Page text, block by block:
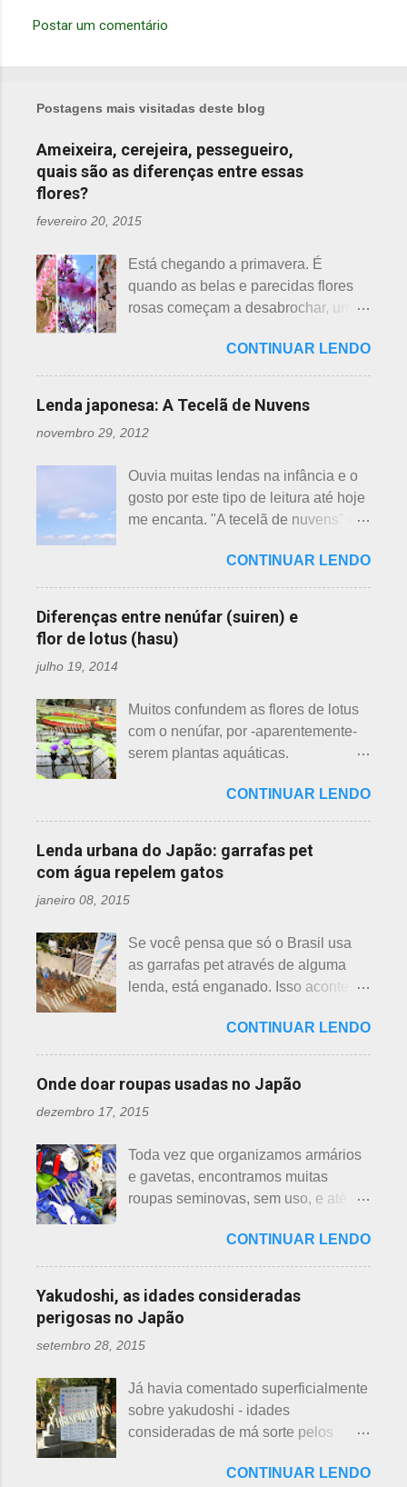
n
t
á
r
o
s
Postar um comentário
Postagens mais visitadas deste blog
Ameixeira, cerejeira, pessegueiro,
quais são as diferenças entre essas
flores?
fevereiro 20, 2015
Está chegando a primavera. É
quando as belas e parecidas flores
rosas começam a desabrochar, uma
fevereiro, a segunda em março e, no
final de março até abril, as cerejeiras.
Lembrando que o clima pode
ou atrasando a florescência. Também
identificação ou com o nome das
flores, pelas cores e algumas
semelhanças. Saiba como identificar
parecidas: - Ameixeira - Ume 梅 A
primeira a florescer é a ameixeira.
Particularmente, dessas 3 flores,
gosto mais da ameixeira. O período
Ameixeiras não tem caule e as flores
brotam diretamente dos ramos. Cada
junta no botão tem apenas uma flor e
é relativamente espaçoso. As pétalas
são arredondadas. - Pessegueiro -
árvores do pessegueiro são mais
baixas, geralmente apresen...
CONTINUAR LENDO
Lenda japonesa: A Tecelã de Nuvens
novembro 29, 2012
Ouvia muitas lendas na infância e o
gosto por este tipo de leitura até hoje
me encanta. "A tecelã de nuvens" é
japonesas e - embora muitos
conheçam - compartilho aos que
ainda não tiveram essa
oportunidade. A tecelã de nuvens Há
muito tempo atrás, na terra do sol
suas terras para o plantio. Sozinho
no mundo e muito triste, pois a mãe,
que era tecelã, havia falecido
para ajudá-lo nessa tarefa. Eis que
estava ele semeando e, de repente,
viu uma cobra rastejando no chão.
Sei percebeu que a cobra deslizou
aranha suspensa por um fio de seda
da teia. A aranha fez Sei lembrar da
mãe - pequena e indefesa - e
imediatamente levou a cobra para
bem longe com seu ancinho. A
percebeu, pois além da aranha ser
pequena, ele havia...
CONTINUAR LENDO
Diferenças entre nenúfar (suiren) e
flor de lotus (hasu)
julho 19, 2014
Muitos confundem as flores de lotus
com o nenúfar, por -aparentemente-
serem plantas aquáticas.
na água, no entanto, existem
diferenças. Nenúfar brota na água e
flor de lotus no chão lodoso que,
popularmente, dizemos brejo. Vou
explicar de maneira bem objetiva,
qual a diferença entre o nenúfar -
hasu, em japonês. Basta dar uma
olhada nas flores para perceber as
grandes diferenças e, para isso, vou
flores de lotus são grandes, que
brotam de hastes compridas e em
apenas 3 cores, branca, creme e
largas e cor única: verde. As folhas
crescem para o alto, em hastes
longas. As raízes são comestíveis,
produzindo o renkon. Detalhei sobre
flor de lotus, na postagem anterior
e imagens de uma pla...
CONTINUAR LENDO
Lenda urbana do Japão: garrafas pet
com água repelem gatos
janeiro 08, 2015
Se você pensa que só o Brasil usa
as garrafas pet através de alguma
lenda, está enganado. Isso acontece
inclusive no Japão. Este assunto é
mais uma das postagens que estava
em rascunho por alguns anos, desde
que passei por estas casas e
descobri pra que serviam essas
acabou esquecido, até que postei
sobre esses baldes de água
dispostos em alguns bairros de
Arashiyama, em Kyoto, inclusive nos
jardins do Heian Jinja. Esses baldes
com água, escritos 消火用, ou Shōka-
yō, balde para combate a incêndios,
incêndios, para que não se
propaguem. A colocação dos baldes
depende de cada associação de
bairro, não sendo, portanto,
obrigatória, e visto em pouquíssimas
CONTINUAR LENDO
Onde doar roupas usadas no Japão
dezembro 17, 2015
Toda vez que organizamos armários
e gavetas, encontramos muitas
roupas seminovas, sem uso, e até
Roupas de crianças, em perfeito
estado, que não servem mais, peças
novas, semi novas, de pouco uso. O
que fazer com elas? No Japão,
deparamos com este problema: a
quem doar. Existem lojas que
acessórios usados, mas nem sempre
tem interesse nas peças, além do
baixo preço oferecido. Doar dá uma
vender a preço baixo. O Japão é um
CONTINUAR LENDO
Yakudoshi, as idades consideradas
perigosas no Japão
setembro 28, 2015
Já havia comentado superficialmente
sobre yakudoshi - idades
consideradas de má sorte pelos
nesta >>> postagem e não havia
CONTINUAR LENDO